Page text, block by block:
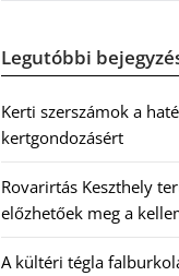
Legutóbbi
Kerti szerszámok a
kertgondozásért
Rovarirtás Keszthely
előzhetőek meg a
A kültéri tégla